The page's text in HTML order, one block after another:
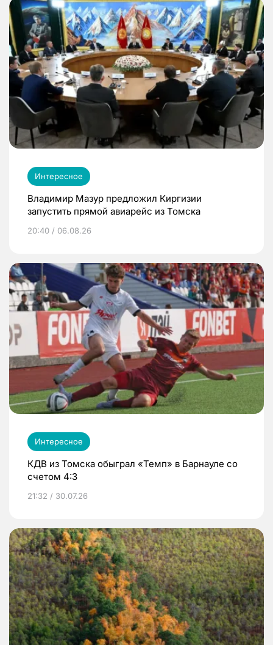
Интересное
Владимир Мазур предложил Киргизии
запустить прямой авиарейс из Томска
20:40 / 06.08.26
Интересное
КДВ из Томска обыграл «Темп» в Барнауле со
счетом 4:3
21:32 / 30.07.26